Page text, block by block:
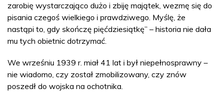
zarobię wystarczająco dużo i zbiję majątek, wezmę się do
pisania czegoś wielkiego i prawdziwego. Myślę, że
nastąpi to, gdy skończę pięćdziesiątkę” – historia nie dała
mu tych obietnic dotrzymać.
We wrześniu 1939 r. miał 41 lat i był niepełnosprawny –
nie wiadomo, czy został zmobilizowany, czy znów
poszedł do wojska na ochotnika.